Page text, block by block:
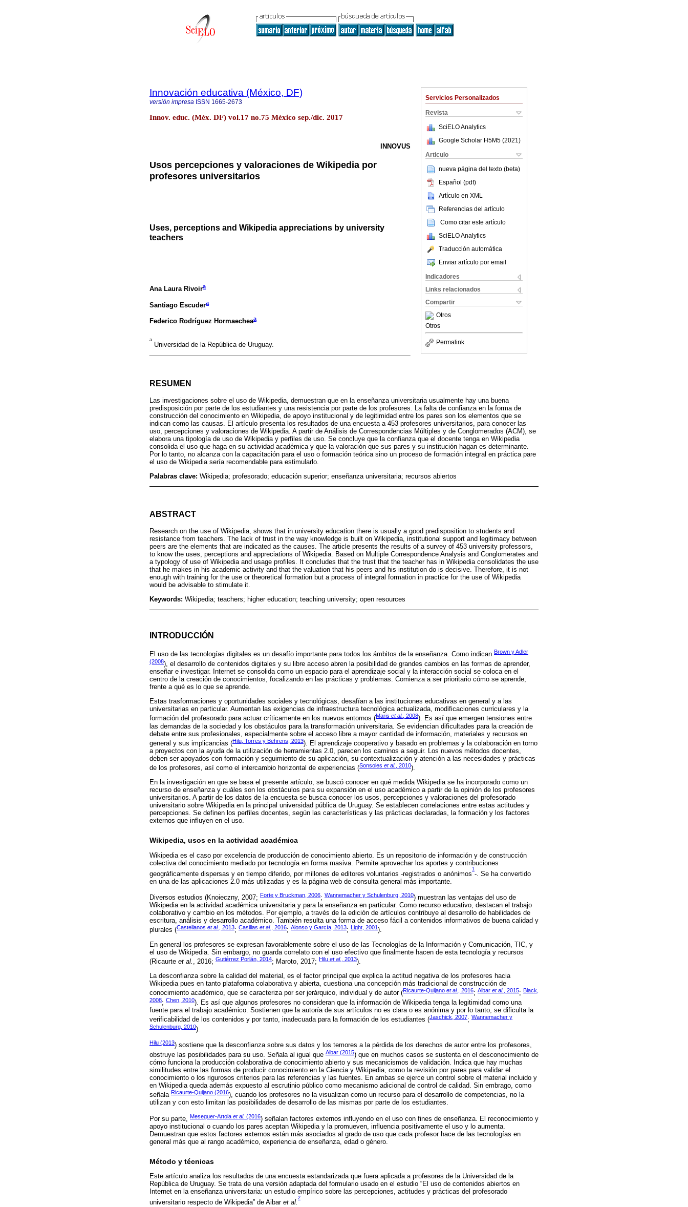
Servicios Personalizados
Revista
SciELO Analytics
Google Scholar H5M5 (2021 )
Articulo
nueva página del texto (beta)
Español (pdf)
Artículo en XML
Referencias del artículo
Como citar este artículo
SciELO Analytics
Traducción automática
Enviar artículo por email
Indicadores
Links relacionados
Compartir
Otros
Otros
Permalink
Innovación educativa (México, DF)
versión impresa ISSN 1665-2673
Innov. educ. (Méx. DF) vol.17 no.75 México sep./dic. 2017
INNOVUS
Usos percepciones y valoraciones de Wikipedia por
profesores universitarios
Uses, perceptions and Wikipedia appreciations by university
teachers
Ana Laura Rivoira
Santiago Escudera
Federico Rodríguez Hormaecheaa
a
Universidad de la República de Uruguay.
RESUMEN
Las investigaciones sobre el uso de Wikipedia, demuestran que en la enseñanza universitaria usualmente hay una buena
predisposición por parte de los estudiantes y una resistencia por parte de los profesores. La falta de confianza en la forma de
construcción del conocimiento en Wikipedia, de apoyo institucional y de legitimidad entre los pares son los elementos que se
indican como las causas. El artículo presenta los resultados de una encuesta a 453 profesores universitarios, para conocer las
uso, percepciones y valoraciones de Wikipedia. A partir de Análisis de Correspondencias Múltiples y de Conglomerados (ACM), se
elabora una tipología de uso de Wikipedia y perfiles de uso. Se concluye que la confianza que el docente tenga en Wikipedia
consolida el uso que haga en su actividad académica y que la valoración que sus pares y su institución hagan es determinante.
Por lo tanto, no alcanza con la capacitación para el uso o formación teórica sino un proceso de formación integral en práctica pare
el uso de Wikipedia sería recomendable para estimularlo.
Palabras clave: Wikipedia; profesorado; educación superior; enseñanza universitaria; recursos abiertos
ABSTRACT
Research on the use of Wikipedia, shows that in university education there is usually a good predisposition to students and
resistance from teachers. The lack of trust in the way knowledge is built on Wikipedia, institutional support and legitimacy between
peers are the elements that are indicated as the causes. The article presents the results of a survey of 453 university professors,
to know the uses, perceptions and appreciations of Wikipedia. Based on Multiple Correspondence Analysis and Conglomerates and
a typology of use of Wikipedia and usage profiles. It concludes that the trust that the teacher has in Wikipedia consolidates the use
that he makes in his academic activity and that the valuation that his peers and his institution do is decisive. Therefore, it is not
enough with training for the use or theoretical formation but a process of integral formation in practice for the use of Wikipedia
would be advisable to stimulate it.
Keywords: Wikipedia; teachers; higher education; teaching university; open resources
INTRODUCCIÓN
El uso de las tecnologías digitales es un desafío importante para todos los ámbitos de la enseñanza. Como indican Brown y Adler
(2008), el desarrollo de contenidos digitales y su libre acceso abren la posibilidad de grandes cambios en las formas de aprender,
enseñar e investigar. Internet se consolida como un espacio para el aprendizaje social y la interacción social se coloca en el
centro de la creación de conocimientos, focalizando en las prácticas y problemas. Comienza a ser prioritario cómo se aprende,
frente a qué es lo que se aprende.
Estas trasformaciones y oportunidades sociales y tecnológicas, desafían a las instituciones educativas en general y a las
universitarias en particular. Aumentan las exigencias de infraestructura tecnológica actualizada, modificaciones curriculares y la
formación del profesorado para actuar críticamente en los nuevos entornos (Maris et al. , 2008). Es así que emergen tensiones entre
las demandas de la sociedad y los obstáculos para la transformación universitaria. Se evidencian dificultades para la creación de
debate entre sus profesionales, especialmente sobre el acceso libre a mayor cantidad de información, materiales y recursos en
general y sus implicancias (Hilu, Torres y Behrens; 2013). El aprendizaje cooperativo y basado en problemas y la colaboración en torno
a proyectos con la ayuda de la utilización de herramientas 2.0, parecen los caminos a seguir. Los nuevos métodos docentes,
deben ser apoyados con formación y seguimiento de su aplicación, su contextualización y atención a las necesidades y prácticas
de los profesores, así como el intercambio horizontal de experiencias (Sonsoles et al. , 2010).
En la investigación en que se basa el presente artículo, se buscó conocer en qué medida Wikipedia se ha incorporado como un
recurso de enseñanza y cuáles son los obstáculos para su expansión en el uso académico a partir de la opinión de los profesores
universitarios. A partir de los datos de la encuesta se busca conocer los usos, percepciones y valoraciones del profesorado
universitario sobre Wikipedia en la principal universidad pública de Uruguay. Se establecen correlaciones entre estas actitudes y
percepciones. Se definen los perfiles docentes, según las características y las prácticas declaradas, la formación y los factores
externos que influyen en el uso.
Wikipedia, usos en la actividad académica
Wikipedia es el caso por excelencia de producción de conocimiento abierto. Es un repositorio de información y de construcción
colectiva del conocimiento mediado por tecnología en forma masiva. Permite aprovechar los aportes y contribuciones
geográficamente dispersas y en tiempo diferido, por millones de editores voluntarios -registrados o anónimos
1
-. Se ha convertido
en una de las aplicaciones 2.0 más utilizadas y es la página web de consulta general más importante.
Diversos estudios (Knoieczny, 2007; Forte y Bruckman, 2006; Wannemacher y Schulenburg, 2010) muestran las ventajas del uso de
Wikipedia en la actividad académica universitaria y para la enseñanza en particular. Como recurso educativo, destacan el trabajo
colaborativo y cambio en los métodos. Por ejemplo, a través de la edición de artículos contribuye al desarrollo de habilidades de
escritura, análisis y desarrollo académico. También resulta una forma de acceso fácil a contenidos informativos de buena calidad y
plurales (Castellanos et al. , 2013; Casillas et al. , 2016; Alonso y García, 2013; Light, 2001 ).
En general los profesores se expresan favorablemente sobre el uso de las Tecnologías de la Información y Comunicación, TIC, y
el uso de Wikipedia. Sin embargo, no guarda correlato con el uso efectivo que finalmente hacen de esta tecnología y recursos
(Ricaurte et al. , 2016; Gutiérrez Porlán, 2014; Maroto, 2017; Hilu et al. , 2013).
La desconfianza sobre la calidad del material, es el factor principal que explica la actitud negativa de los profesores hacia
Wikipedia pues en tanto plataforma colaborativa y abierta, cuestiona una concepción más tradicional de construcción de
conocimiento académico, que se caracteriza por ser jerárquico, individual y de autor (Ricaurte-Quijano et al., 2016; Aibar et al., 2015; Black,
2008; Chen, 2010). Es así que algunos profesores no consideran que la información de Wikipedia tenga la legitimidad como una
fuente para el trabajo académico. Sostienen que la autoría de sus artículos no es clara o es anónima y por lo tanto, se dificulta la
verificabilidad de los contenidos y por tanto, inadecuada para la formación de los estudiantes (Jaschick, 2007; Wannemacher y
Schulenburg, 2010).
Hilu (2013) sostiene que la desconfianza sobre sus datos y los temores a la pérdida de los derechos de autor entre los profesores,
obstruye las posibilidades para su uso. Señala al igual que Aibar (2015) que en muchos casos se sustenta en el desconocimiento de
cómo funciona la producción colaborativa de conocimiento abierto y sus mecanicismos de validación. Indica que hay muchas
similitudes entre las formas de producir conocimiento en la Ciencia y Wikipedia, como la revisión por pares para validar el
conocimiento o los rigurosos criterios para las referencias y las fuentes. En ambas se ejerce un control sobre el material incluido y
en Wikipedia queda además expuesto al escrutinio público como mecanismo adicional de control de calidad. Sin embrago, como
señala Ricaurte-Quijano (2016), cuando los profesores no la visualizan como un recurso para el desarrollo de competencias, no la
utilizan y con esto limitan las posibilidades de desarrollo de las mismas por parte de los estudiantes.
Por su parte, Meseguer-Artola et al. (2016) señalan factores externos influyendo en el uso con fines de enseñanza. El reconocimiento y
apoyo institucional o cuando los pares aceptan Wikipedia y la promueven, influencia positivamente el uso y lo aumenta.
Demuestran que estos factores externos están más asociados al grado de uso que cada profesor hace de las tecnologías en
general más que al rango académico, experiencia de enseñanza, edad o género.
Método y técnicas
Este artículo analiza los resultados de una encuesta estandarizada que fuera aplicada a profesores de la Universidad de la
República de Uruguay. Se trata de una versión adaptada del formulario usado en el estudio “El uso de contenidos abiertos en
Internet en la enseñanza universitaria: un estudio empírico sobre las percepciones, actitudes y prácticas del profesorado
universitario respecto de Wikipedia” de Aibar et al.
2